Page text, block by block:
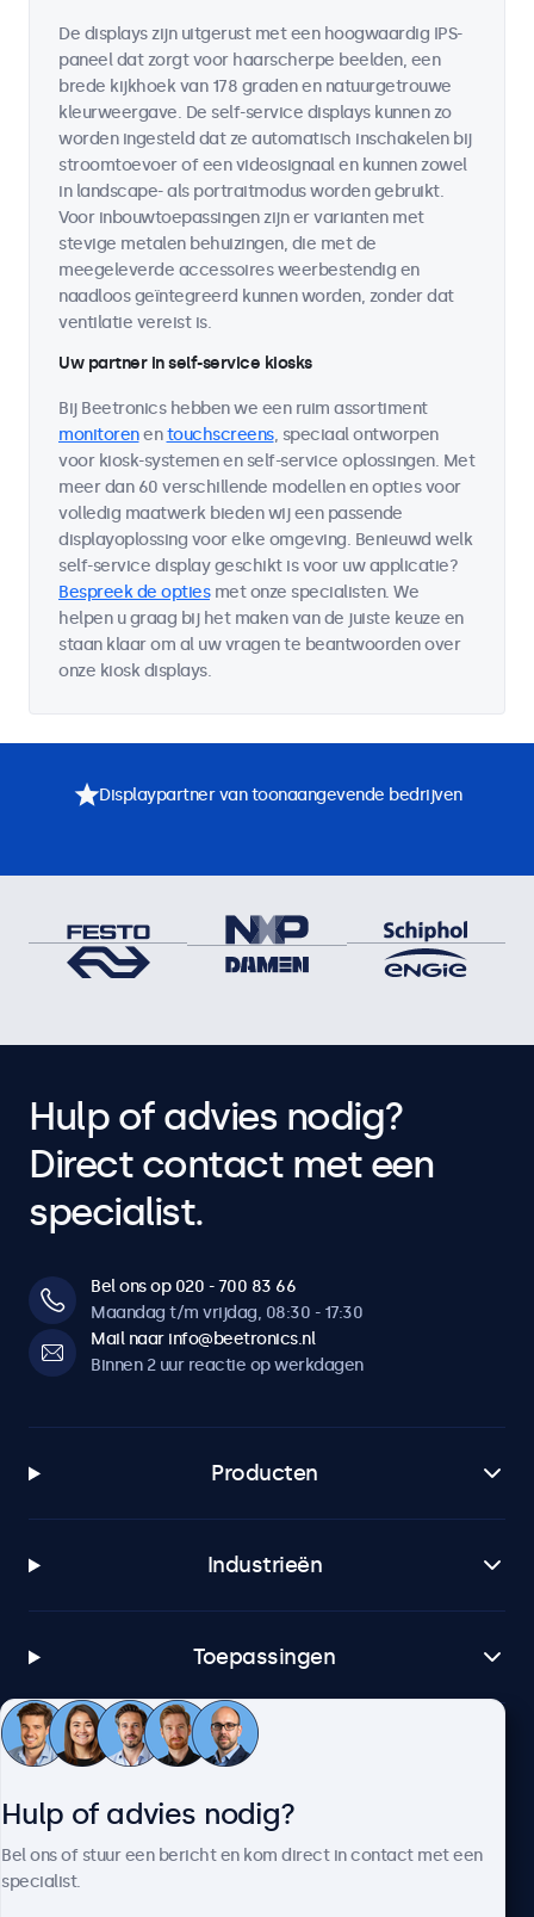
De displays zijn uitgerust met een hoogwaardig IPS-
paneel dat zorgt voor haarscherpe beelden, een
brede kijkhoek van 178 graden en natuurgetrouwe
kleurweergave. De self-service displays kunnen zo
worden ingesteld dat ze automatisch inschakelen bij
stroomtoevoer of een videosignaal en kunnen zowel
in landscape- als portraitmodus worden gebruikt.
Voor inbouwtoepassingen zijn er varianten met
stevige metalen behuizingen, die met de
meegeleverde accessoires weerbestendig en
naadloos geïntegreerd kunnen worden, zonder dat
ventilatie vereist is.
Uw partner in self-service kiosks
Bij Beetronics hebben we een ruim assortiment
monitorenentouchscreens, speciaal ontworpen
voor kiosk-systemen en self-service oplossingen. Met
meer dan 60 verschillende modellen en opties voor
volledig maatwerk bieden wij een passende
displayoplossing voor elke omgeving. Benieuwd welk
self-service display geschikt is voor uw applicatie?
Bespreek de optiesmet onze specialisten. We
helpen u graag bij het maken van de juiste keuze en
staan klaar om al uw vragen te beantwoorden over
onze kiosk displays.
Displaypartner van toonaangevende bedrijven
Hulp of advies nodig?
Direct contact met een
specialist.
Bel ons op 020 - 700 83 66
Maandag t/m vrijdag, 08:30 - 17:30
Mail naar info@beetronics.nl
Binnen 2 uur reactie op werkdagen
Producten
Industrieën
Toepassingen
Klantenservice
Hulp of advies nodig?
Bel ons of stuur een bericht en kom direct in contact met een
specialist.